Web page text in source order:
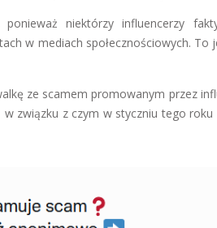
niektórzy influencerzy
w mediach społecznościowych. To
ze scamem promowanym przez
związku z czym w styczniu tego roku